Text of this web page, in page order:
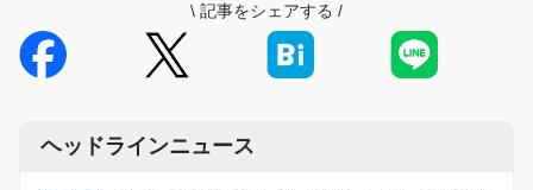
\ 記事をシェアする /
ヘッドラインニュース